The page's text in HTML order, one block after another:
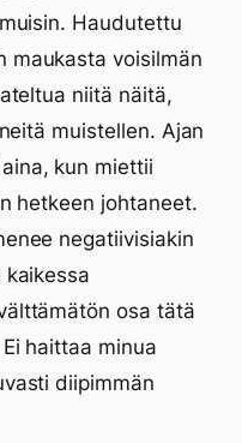
Haudutettu
maukasta voisilmän
niitä näitä,
muistellen. Ajan
kun miettii
hetkeen johtaneet.
negatiivisiakin
osa tätä
haittaa minua
diipimmän